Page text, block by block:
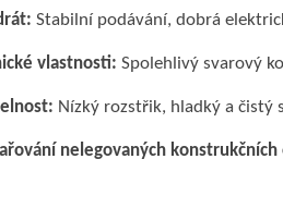
Stabilní podávání, dobrá
vlastnosti: Spolehlivý svarový
Nízký rozstřik, hladký a čistý
nelegovaných konstrukčních